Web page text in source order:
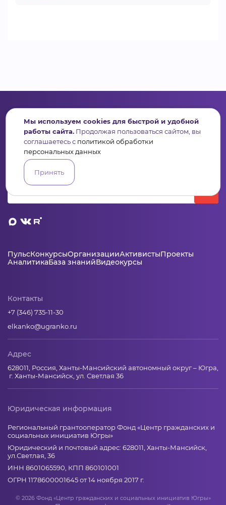
Сервис для некоммерческих организаций
и социальных предпринимателей
Подпишись на рассылку дайджест, новости, мероприятия
ПульсКонкурсыОрганизацииАктивистыПроекты
АналитикаБаза знанийВидеокурсы
Контакты
+7 (346) 735-11-30
elkanko@ugranko.ru
Адрес
628011, Россия, Ханты-Мансийский автономный округ – Югра,
г. Ханты-Мансийск, ул. Светлая 36
Юридическая информация
Региональный грантооператор Фонд «Центр гражданских и
социальных инициатив Югры»
Юридический и почтовый адрес: 628011, Ханты-Мансийск,
ул.Светлая, 36
ИНН 8601065590, КПП 860101001
ОГРН 1178600001645 от 14 ноября 2017 г.
© 2026 Фонд «Центр гражданских и социальных инициатив Югры»
Мы используем cookies для быстрой и удобной
работы сайта. Продолжая пользоваться сайтом, вы
соглашаетесь с политикой обработки
персональных данных
Принять